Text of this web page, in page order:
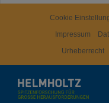
Cookie
Impressum
Urheberrecht